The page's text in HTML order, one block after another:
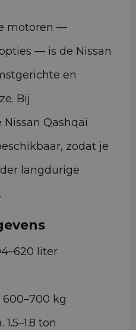
motoren —
— is de Nissan
en
Bij
Qashqai
zodat je
langdurige
liter
600–700 kg
ton